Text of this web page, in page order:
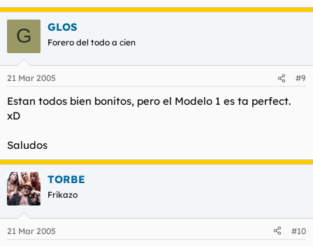
G GLOS
Forero del todo a cien
21 Mar 2005 #9
Estan todos bien bonitos, pero el Modelo 1 es ta perfect.
xD
Saludos
TORBE
Frikazo
21 Mar 2005 #10